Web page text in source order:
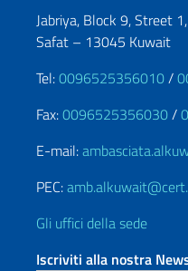
Jabriya, Block 9, Street
Safat – 13045 Kuwait
Tel:0096525356010/
Fax:0096525356030/
E-mail:
PEC:
Gli uffici della sede
Iscriviti alla nostra